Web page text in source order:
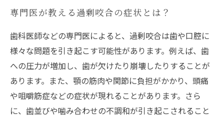
専門医が教える過剰咬合の症状とは？
歯科医師などの専門医によると、過剰咬合は歯や口腔に
様々な問題を引き起こす可能性があります。例えば、歯
への圧力が増加し、歯が欠けたり崩壊したりすることが
あります。また、顎の筋肉や関節に負担がかかり、頭痛
や咀嚼筋症などの症状が現れることがあります。さら
に、歯並びや噛み合わせの不調和が引き起こされること